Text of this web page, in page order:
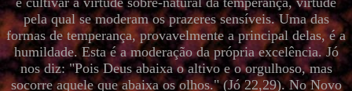
pela qual se moderam os prazeres sensíveis. Uma das
formas de temperança, provavelmente a principal delas, é a
humildade. Esta é a moderação da própria excelência. Jó
nos diz: "Pois Deus abaixa o altivo e o orgulhoso, mas
socorre aquele que abaixa os olhos." (Jó 22,29). No Novo